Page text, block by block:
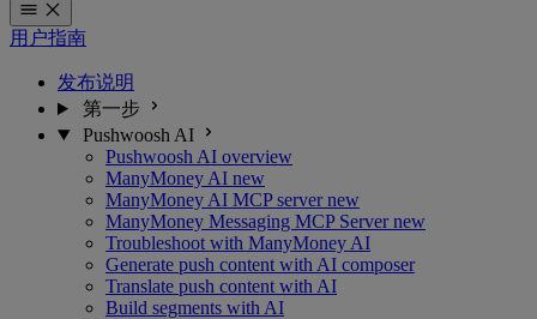
用户指南
发布说明
第一步
Pushwoosh AI
Pushwoosh AI overview
ManyMoney AI new
ManyMoney AI MCP server new
ManyMoney Messaging MCP Server new
Troubleshoot with ManyMoney AI
Generate push content with AI composer
Translate push content with AI
Build segments with AI